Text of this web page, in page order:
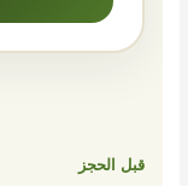
قبل الحجز